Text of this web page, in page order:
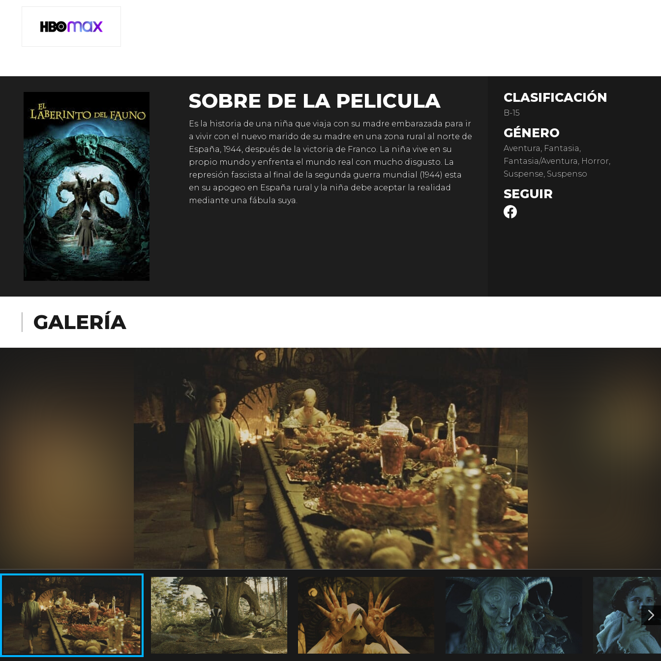
SOBRE DE LA PELICULA
Es la historia de una niña que viaja con su madre embarazada para ir
a vivir con el nuevo marido de su madre en una zona rural al norte de
España, 1944, después de la victoria de Franco. La niña vive en su
propio mundo y enfrenta el mundo real con mucho disgusto. La
represión fascista al final de la segunda guerra mundial (1944) esta
en su apogeo en España rural y la niña debe aceptar la realidad
mediante una fábula suya.
CLASIFICACIÓN
B-15
GÉNERO
Aventura, Fantasia,
Fantasia/Aventura, Horror,
Suspense, Suspenso
SEGUIR
GALERÍA